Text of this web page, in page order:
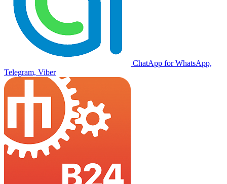
ChatApp for WhatsApp,
Telegram, Viber